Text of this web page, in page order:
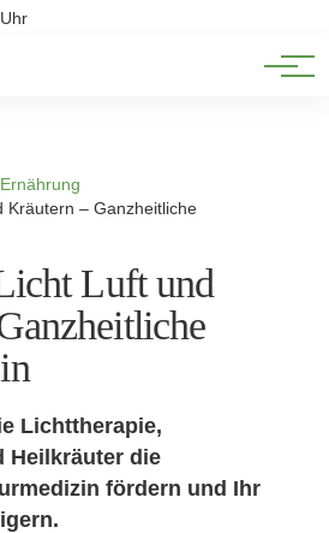
Kräutern – Ganzheitliche
Luft und
Lichttherapie,
Heilkräuter die
fördern und Ihr